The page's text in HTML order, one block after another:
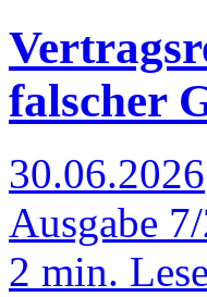
falscher
30.06.2026
Ausgabe
2 min.